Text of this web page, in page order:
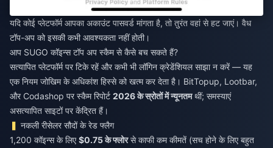
यदि कोई प्लेटफॉर्म आपका अकाउंट पासवर्ड मांगता है, तो तुरंत वहां से हट जाएं। वैध
टॉप-अप को इसकी कभी आवश्यकता नहीं होती।
आप SUGO कॉइन्स टॉप अप स्कैम से कैसे बच सकते हैं?
सत्यापित प्लेटफॉर्म पर टिके रहें और कभी भी लॉगिन क्रेडेंशियल साझा न करें — यह
एक नियम जोखिम के अधिकांश हिस्से को खत्म कर देता है। BitTopup, Lootbar,
और Codashop पर स्कैम रिपोर्ट 2026 के स्रोतों में न्यूनतमथीं; समस्याएं
असत्यापित साइटों पर केंद्रित हैं।
नकली रीसेलर सौदों के रेड फ्लैग
1,200 कॉइन्स के लिए $0.75 के फ्लोरसे काफी कम कीमतें (सच होने के लिए बहुत